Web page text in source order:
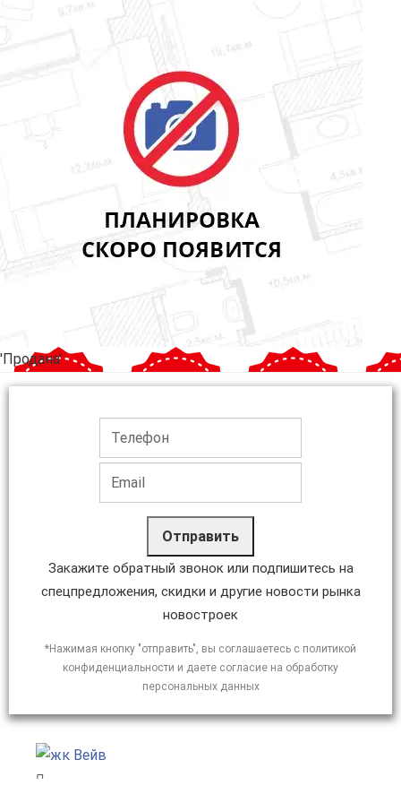
'Продана'
Отправить
Закажите обратный звонок или подпишитесь на
спецпредложения, скидки и другие новости рынка
новостроек
*Нажимая кнопку "отправить", вы соглашаетесь с политикой
конфиденциальности и даете согласие на обработку
персональных данных